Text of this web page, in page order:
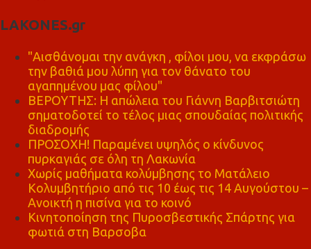
LAKONES.gr
"Αισθάνομαι την ανάγκη , φίλοι μου, να εκφράσω
την βαθιά μου λύπη για τον θάνατο του
αγαπημένου μας φίλου"
ΒΕΡΟΥΤΗΣ: Η απώλεια του Γιάννη Βαρβιτσιώτη
σηματοδοτεί το τέλος μιας σπουδαίας πολιτικής
διαδρομής
ΠΡΟΣΟΧΗ! Παραμένει υψηλός ο κίνδυνος
πυρκαγιάς σε όλη τη Λακωνία
Χωρίς μαθήματα κολύμβησης το Ματάλειο
Κολυμβητήριο από τις 10 έως τις 14 Αυγούστου –
Ανοικτή η πισίνα για το κοινό
Κινητοποίηση της Πυροσβεστικής Σπάρτης για
φωτιά στη Βαρσοβα